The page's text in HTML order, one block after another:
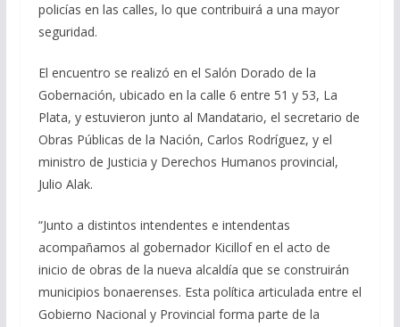
policías en las calles, lo que contribuirá a una mayor
seguridad.
El encuentro se realizó en el Salón Dorado de la
Gobernación, ubicado en la calle 6 entre 51 y 53, La
Plata, y estuvieron junto al Mandatario, el secretario de
Obras Públicas de la Nación, Carlos Rodríguez, y el
ministro de Justicia y Derechos Humanos provincial,
Julio Alak.
“Junto a distintos intendentes e intendentas
acompañamos al gobernador Kicillof en el acto de
inicio de obras de la nueva alcaldía que se construirán
municipios bonaerenses. Esta política articulada entre el
Gobierno Nacional y Provincial forma parte de la